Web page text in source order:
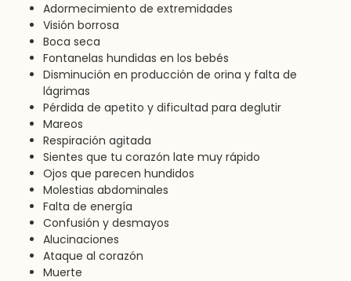
Adormecimiento de extremidades
Visión borrosa
Boca seca
Fontanelas hundidas en los bebés
Disminución en producción de orina y falta de
lágrimas
Pérdida de apetito y dificultad para deglutir
Mareos
Respiración agitada
Sientes que tu corazón late muy rápido
Ojos que parecen hundidos
Molestias abdominales
Falta de energía
Confusión y desmayos
Alucinaciones
Ataque al corazón
Muerte